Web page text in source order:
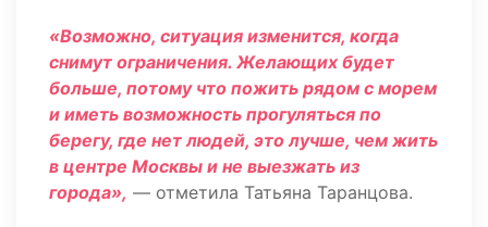
«Возможно, ситуация изменится, когда
снимут ограничения. Желающих будет
больше, потому что пожить рядом с морем
и иметь возможность прогуляться по
берегу, где нет людей, это лучше, чем жить
в центре Москвы и не выезжать из
города», — отметила Татьяна Таранцова.